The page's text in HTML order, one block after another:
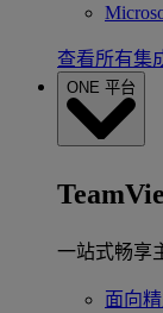
查看所有集
ONE 平台
一站式畅享
面向